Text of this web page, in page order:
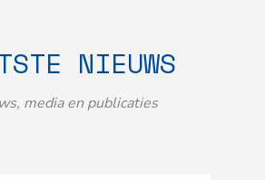
NIEUWS
media en publicaties